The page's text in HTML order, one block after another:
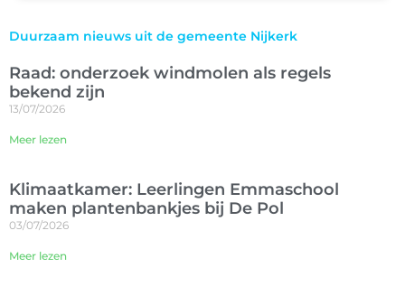
Duurzaam nieuws uit de gemeente Nijkerk
Raad: onderzoek windmolen als regels
bekend zijn
13/07/2026
Meer lezen
Klimaatkamer: Leerlingen Emmaschool
maken plantenbankjes bij De Pol
03/07/2026
Meer lezen